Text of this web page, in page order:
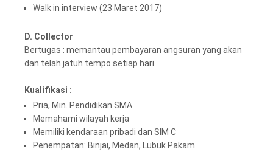
Walk in interview (23 Maret 2017)
D. Collector
Bertugas : memantau pembayaran angsuran yang akan
dan telah jatuh tempo setiap hari
Kualifikasi :
Pria, Min. Pendidikan SMA
Memahami wilayah kerja
Memiliki kendaraan pribadi dan SIM C
Penempatan: Binjai, Medan, Lubuk Pakam